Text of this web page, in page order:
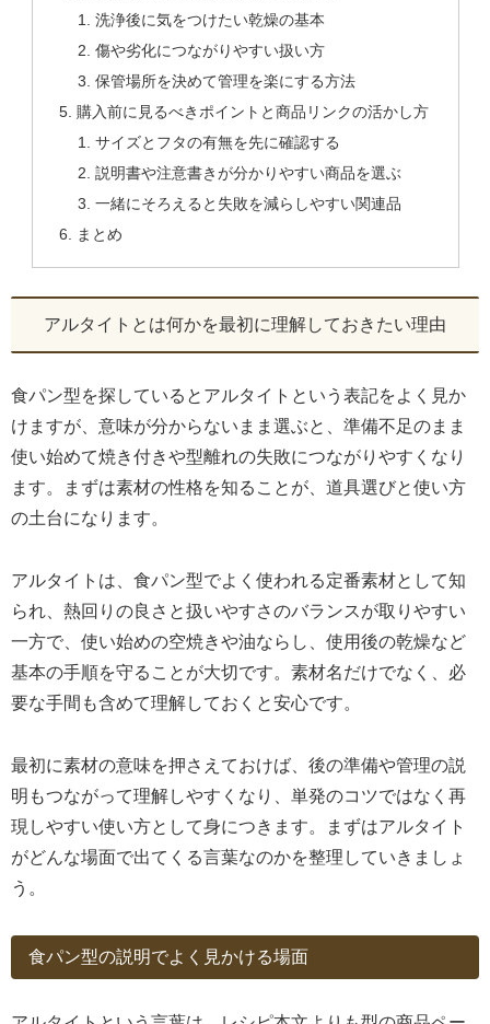
洗浄後に気をつけたい乾燥の基本
傷や劣化につながりやすい扱い方
保管場所を決めて管理を楽にする方法
購入前に見るべきポイントと商品リンクの活かし方
サイズとフタの有無を先に確認する
説明書や注意書きが分かりやすい商品を選ぶ
一緒にそろえると失敗を減らしやすい関連品
まとめ
アルタイトとは何かを最初に理解しておきたい理由
食パン型を探しているとアルタイトという表記をよく見か
けますが、意味が分からないまま選ぶと、準備不足のまま
使い始めて焼き付きや型離れの失敗につながりやすくなり
ます。まずは素材の性格を知ることが、道具選びと使い方
の土台になります。
アルタイトは、食パン型でよく使われる定番素材として知
られ、熱回りの良さと扱いやすさのバランスが取りやすい
一方で、使い始めの空焼きや油ならし、使用後の乾燥など
基本の手順を守ることが大切です。素材名だけでなく、必
要な手間も含めて理解しておくと安心です。
最初に素材の意味を押さえておけば、後の準備や管理の説
明もつながって理解しやすくなり、単発のコツではなく再
現しやすい使い方として身につきます。まずはアルタイト
がどんな場面で出てくる言葉なのかを整理していきましょ
う。
食パン型の説明でよく見かける場面